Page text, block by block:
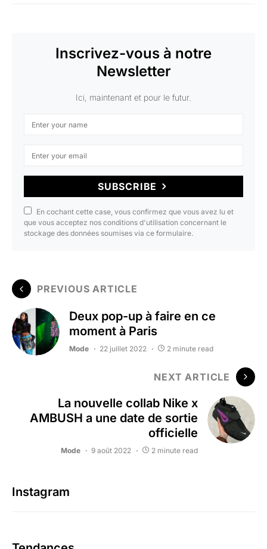
Inscrivez-vous à notre
Newsletter
Ici, maintenant et pour le futur.
SUBSCRIBE
En cochant cette case, vous confirmez que vous avez lu et
que vous acceptez nos conditions d'utilisation concernant le
stockage des données soumises via ce formulaire.
PREVIOUS ARTICLE
Deux pop-up à faire en ce
moment à Paris
Mode 22 juillet 2022 2 minute read
NEXT ARTICLE
La nouvelle collab Nike x
AMBUSH a une date de sortie
officielle
Mode 9 août 2022 2 minute read
Instagram